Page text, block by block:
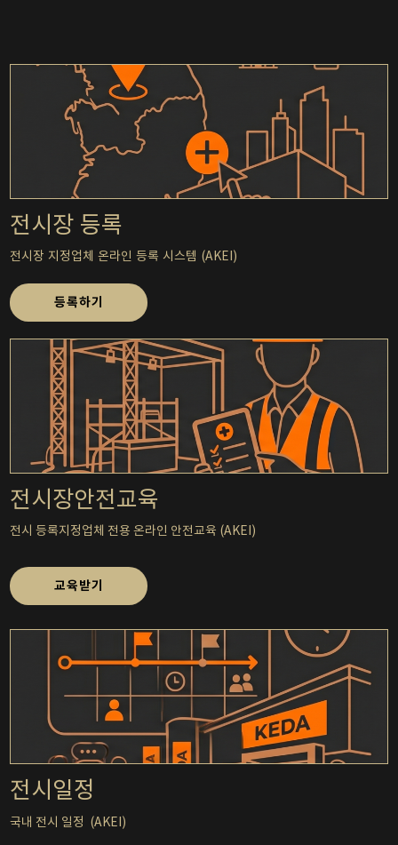
전시장 등록
전시장 지정업체 온라인 등록 시스템 (AKEI)
등록하기
전시장안전교육
전시 등록지정업체 전용 온라인 안전교육 (AKEI)
교육받기
전시일정
국내 전시 일정 (AKEI)